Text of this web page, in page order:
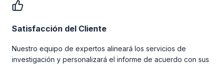
Satisfacción del Cliente
Nuestro equipo de expertos alineará los servicios de
investigación y personalizará el informe de acuerdo con sus